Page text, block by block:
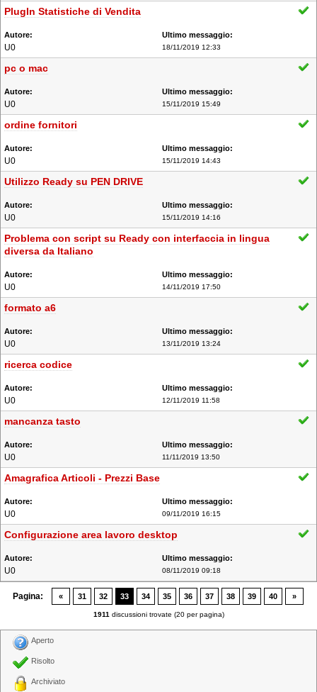
PlugIn Statistiche di Vendita
U0 18/11/2019 12:33
pc o mac
U0 15/11/2019 15:49
ordine fornitori
U0 15/11/2019 14:43
Utilizzo Ready su PEN DRIVE
U0 15/11/2019 14:16
Problema con script su Ready con interfaccia in lingua
diversa da Italiano
U0 14/11/2019 17:50
formato a6
U0 13/11/2019 13:24
ricerca codice
U0 12/11/2019 11:58
mancanza tasto
U0 11/11/2019 13:50
Amagrafica Articoli - Prezzi Base
U0 09/11/2019 16:15
Configurazione area lavoro desktop
U0 08/11/2019 09:18
Pagina: « 31 32 33 34 35 36 37 38 39 40 »
1911 discussioni trovate (20 per pagina)
Aperto
Risolto
Archiviato